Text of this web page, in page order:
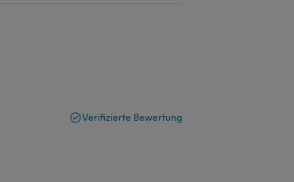
Verifizierte Bewertung